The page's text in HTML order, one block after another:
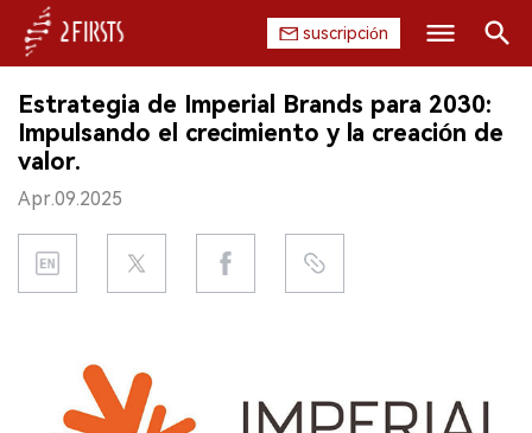
suscripción
INICIO
EMPRESA
PRODUCTO
REGULACIÓN
DATOS
Buscar
Estrategia de Imperial Brands para 2030:
Impulsando el crecimiento y la creación de
valor.
Apr.09.2025